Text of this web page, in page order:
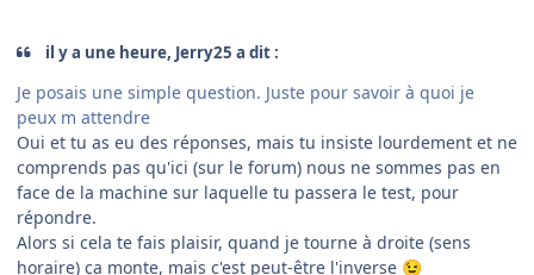
il y a une heure, Jerry25 a dit :
Je posais une simple question. Juste pour savoir à quoi je
peux m attendre
Oui et tu as eu des réponses, mais tu insiste lourdement et ne
comprends pas qu'ici (sur le forum) nous ne sommes pas en
face de la machine sur laquelle tu passera le test, pour
répondre.
Alors si cela te fais plaisir, quand je tourne à droite (sens
horaire) ça monte, mais c'est peut-être l'inverse 😉